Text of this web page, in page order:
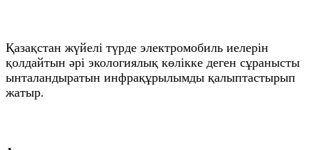
Қазақстан жүйелі түрде электромобиль иелерін
қолдайтын әрі экологиялық көлікке деген сұранысты
ынталандыратын инфрақұрылымды қалыптастырып
жатыр.